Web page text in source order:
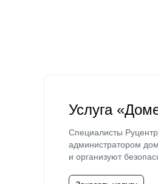
Услуга
Специалисты
администратором
и организуют